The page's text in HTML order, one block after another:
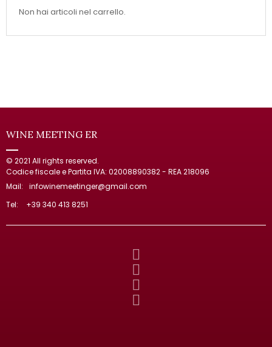
Non hai articoli nel carrello.
WINE MEETING ER
© 2021 All rights reserved.
Codice fiscale e Partita IVA: 02008890382 - REA 218096
Mail:
infowinemeetinger@gmail.com
Tel:
+39 340 413 8251